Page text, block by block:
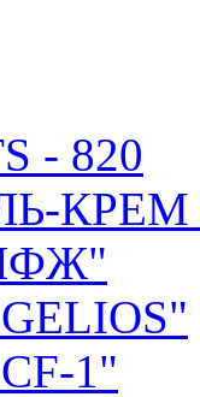
- 820
КРЕМ
1"